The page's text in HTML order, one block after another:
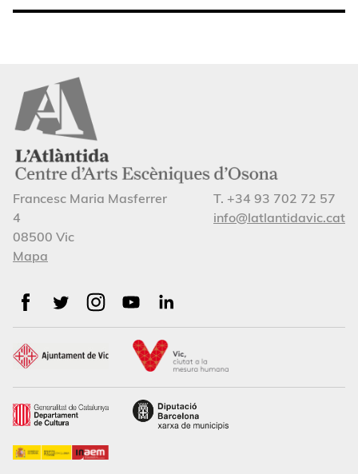
Francesc Maria Masferrer
4
08500 Vic
Mapa
T. +34 93 702 72 57
info@latlantidavic.cat